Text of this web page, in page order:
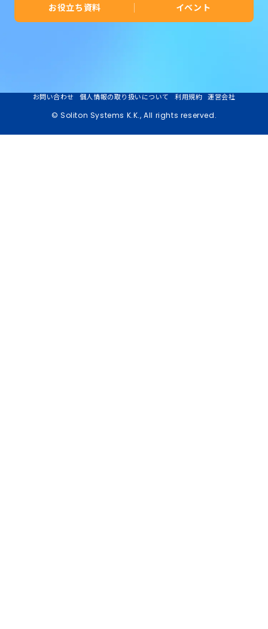
お役立ち資料 イベント
© Soliton Systems K.K., All rights reserved.
お問い合わせ 個人情報の取り扱いについて 利用規約 運営会社